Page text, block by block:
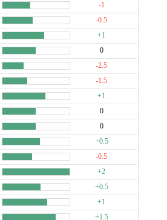
-1
-0.5
+1
0
-2.5
-1.5
+1
0
0
+0.5
-0.5
+2
+0.5
+1
+1.5